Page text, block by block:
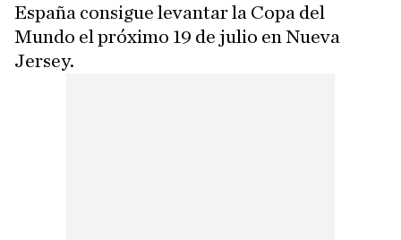
España consigue levantar la Copa del
Mundo el próximo 19 de julio en Nueva
Jersey.